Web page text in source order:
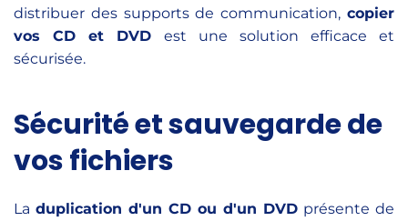
distribuer des supports de communication, copier
vos CD et DVD est une solution efficace et
sécurisée.
Sécurité et sauvegarde de
vos fichiers
La duplication d'un CD ou d'un DVD présente de